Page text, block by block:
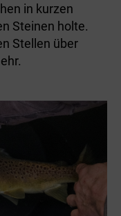
in kurzen
Steinen holte.
Stellen über